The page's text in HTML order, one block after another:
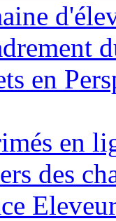
en
en
des